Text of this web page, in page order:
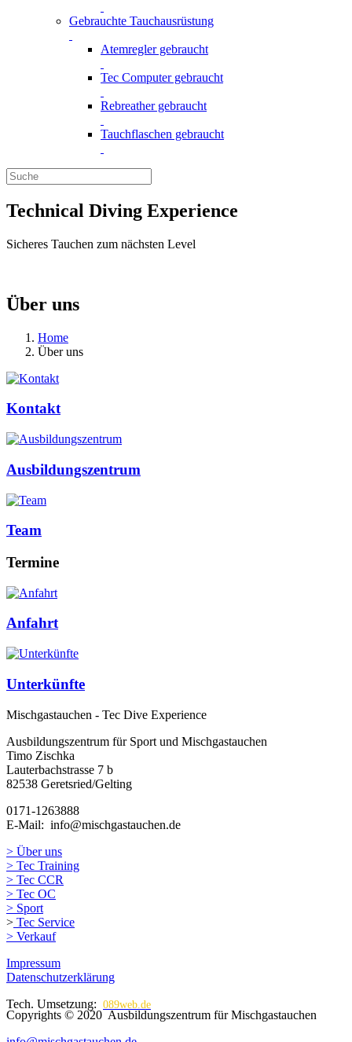
Gebrauchte Tauchausrüstung
Atemregler gebraucht
Tec Computer gebraucht
Rebreather gebraucht
Tauchflaschen gebraucht
Technical Diving Experience
Sicheres Tauchen zum nächsten Level
Über uns
Home
Über uns
Kontakt
Ausbildungszentrum
Team
Termine
Anfahrt
Unterkünfte
Mischgastauchen - Tec Dive Experience
Ausbildungszentrum für Sport und Mischgastauchen
Timo Zischka
Lauterbachstrasse 7 b
82538 Geretsried/Gelting
0171-1263888
E-Mail: info@mischgastauchen.de
> Über uns
> Tec Training
> Tec CCR
> Tec OC
> Sport
> Tec Service
> Verkauf
Impressum
Datenschutzerklärung
Tech. Umsetzung: 089web.de
Copyrights © 2020 Ausbildungszentrum für Mischgastauchen